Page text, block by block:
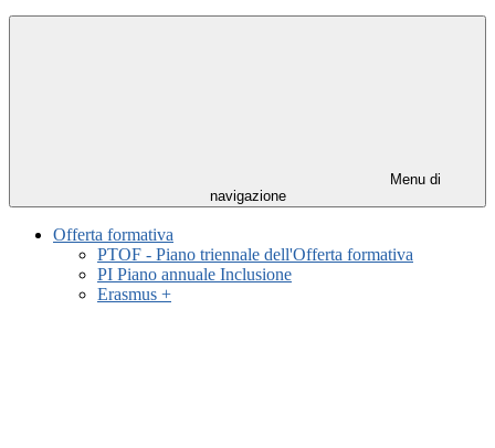
Menu di
navigazione
Offerta formativa
PTOF - Piano triennale dell'Offerta formativa
PI Piano annuale Inclusione
Erasmus +